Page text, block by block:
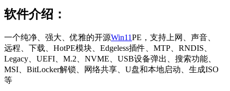
软件介绍：
一个纯净、强大、优雅的开源Win11PE，支持上网、声音、
远程、下载、HotPE模块、Edgeless插件、MTP、RNDIS、
Legacy、UEFI、M.2、NVME、USB设备弹出、搜索功能、
MSI、BitLocker解锁、网络共享、U盘和本地启动、生成ISO
等